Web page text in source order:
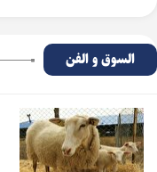
السوق و الفن